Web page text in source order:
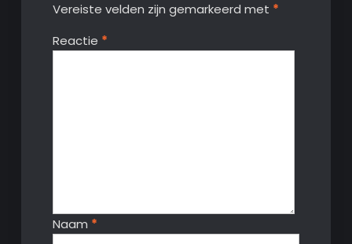
Vereiste velden zijn gemarkeerd met *
Reactie *
Naam *